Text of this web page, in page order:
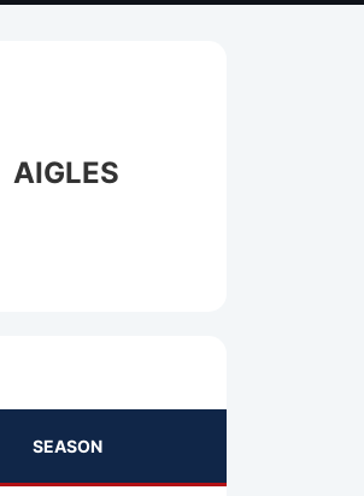
AIGLES
SEASON